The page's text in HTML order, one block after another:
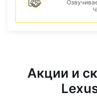
Акции и